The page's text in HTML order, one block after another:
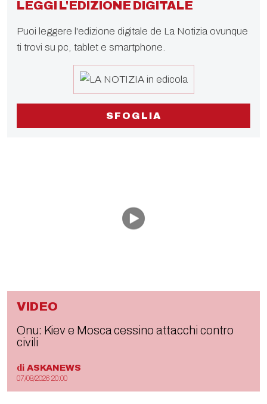
LEGGI L'EDIZIONE DIGITALE
Puoi leggere l'edizione digitale de La Notizia ovunque
ti trovi su pc, tablet e smartphone.
SFOGLIA
VIDEO
Onu: Kiev e Mosca cessino attacchi contro
civili
di ASKANEWS
07/08/2026 20:00